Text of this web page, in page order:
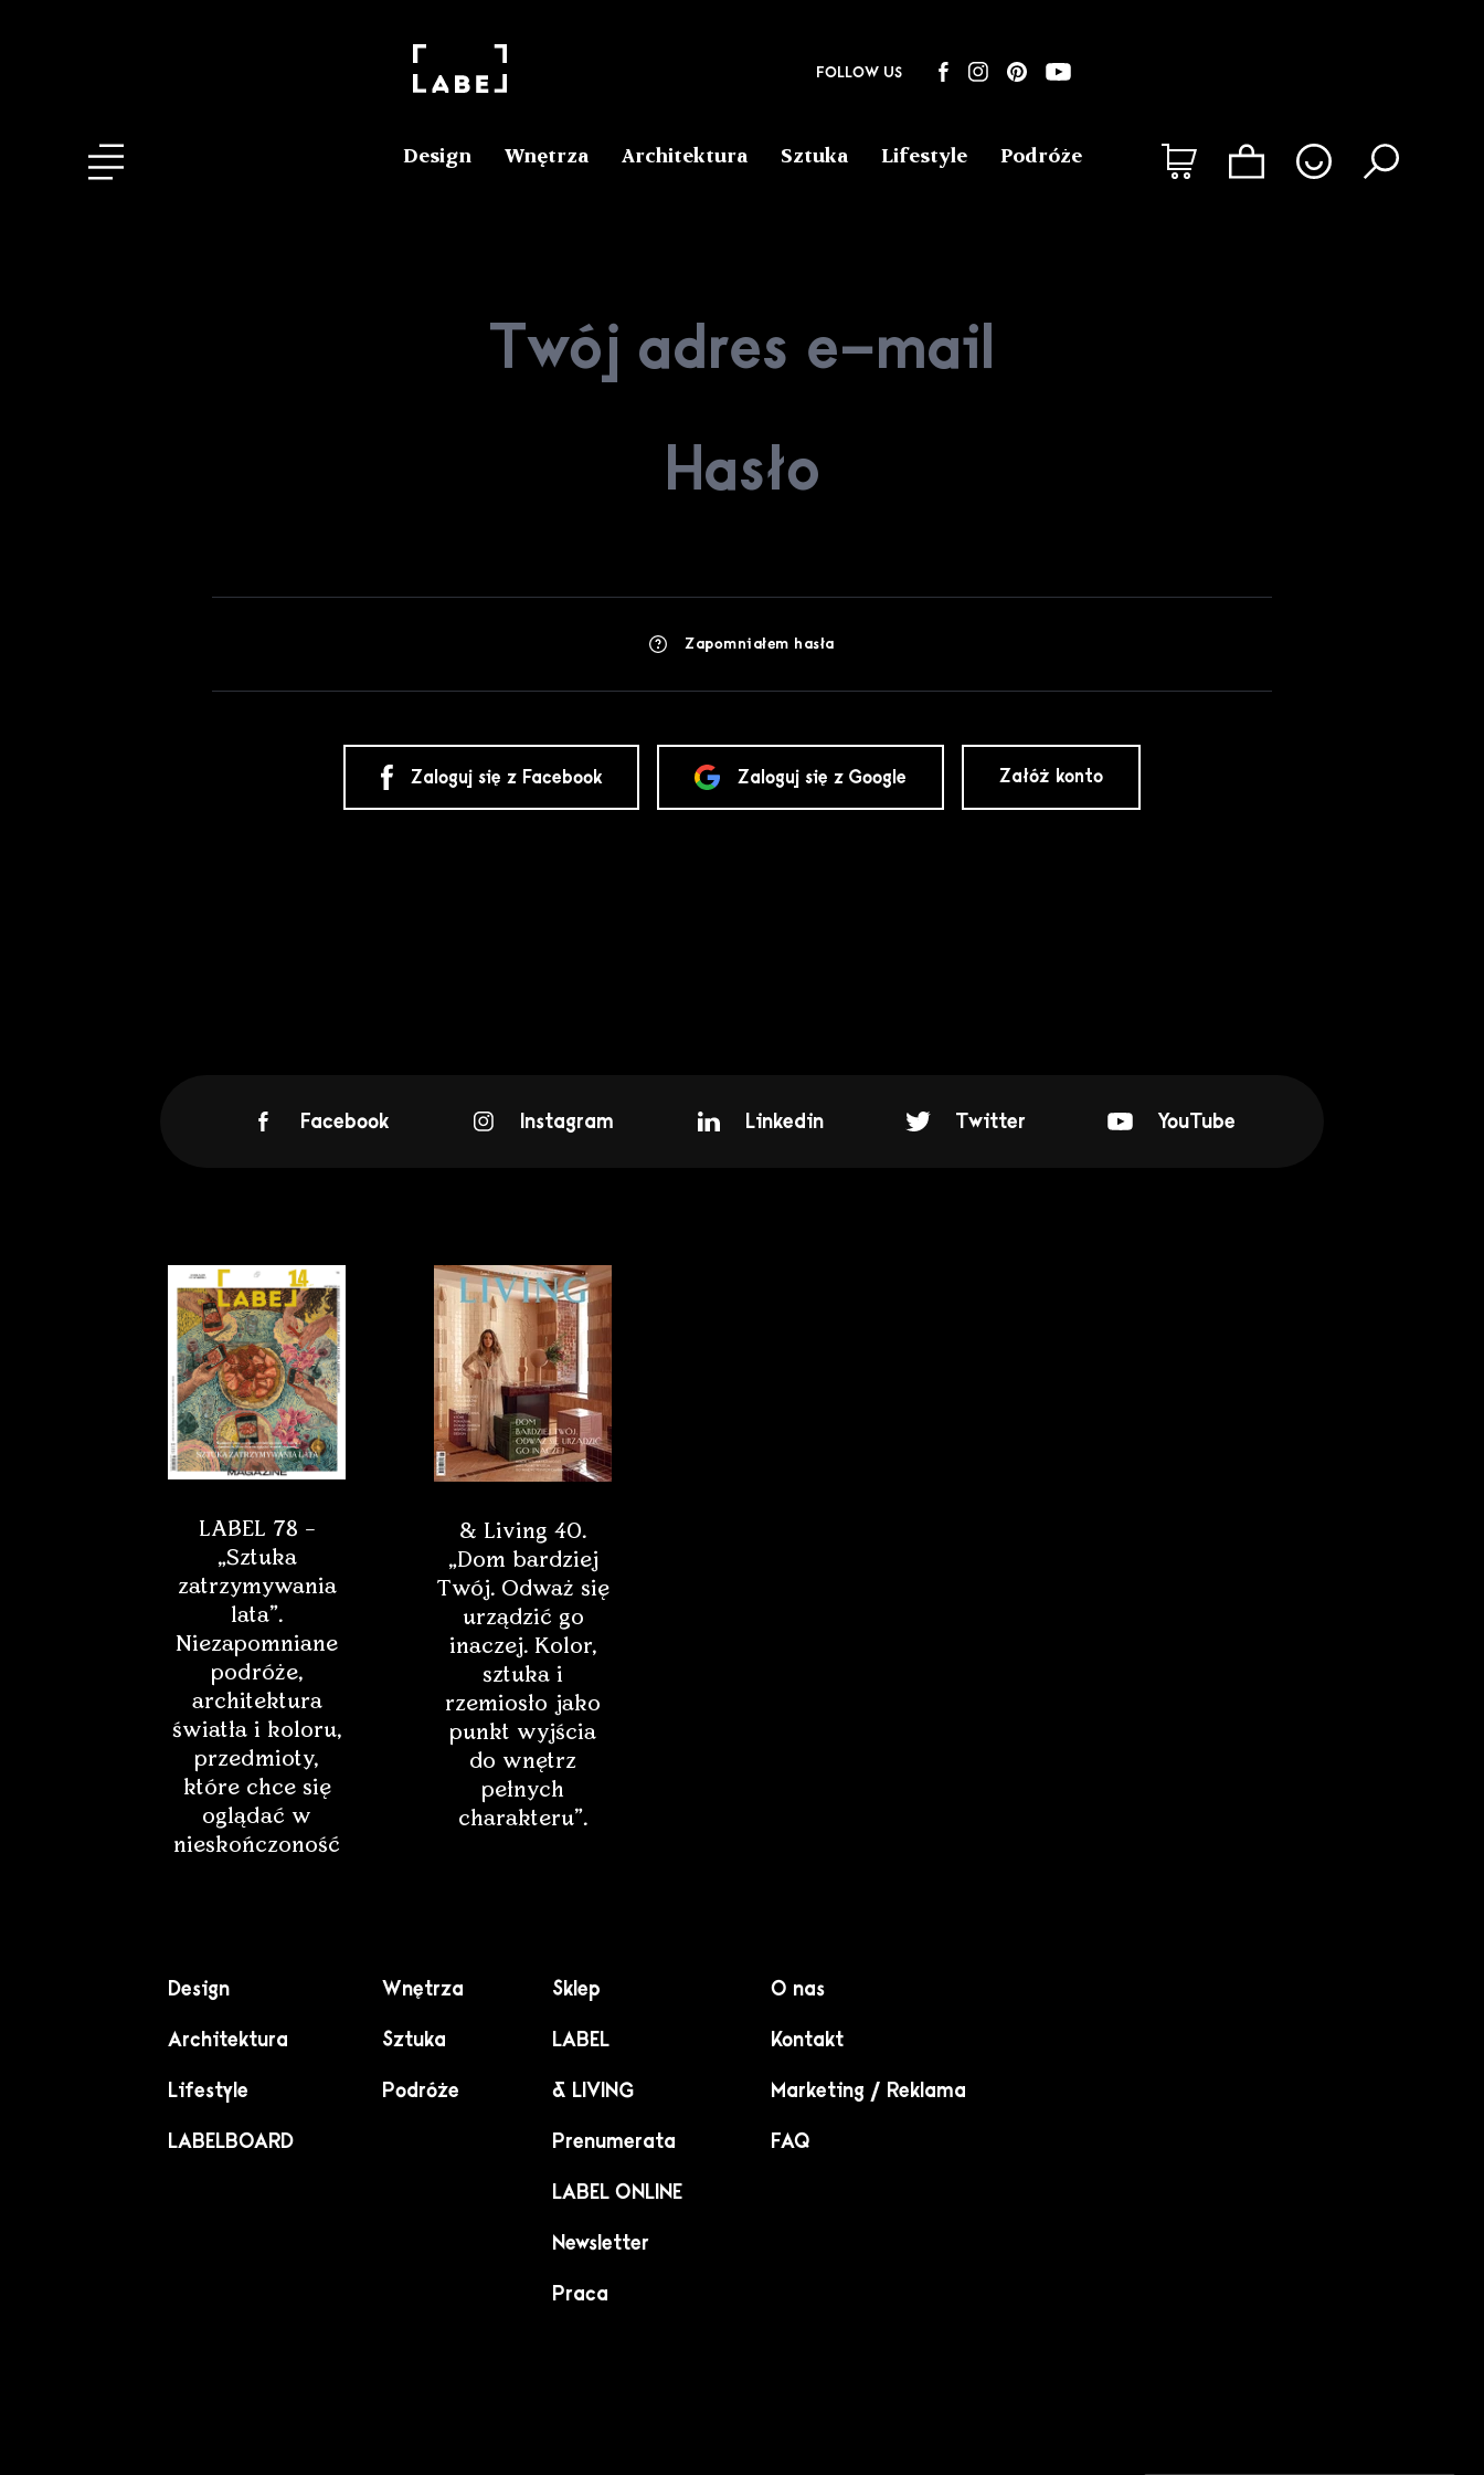
FOLLOW US
Design Wnętrza Architektura Sztuka Lifestyle Podróże
Zapomniałem hasła
Zaloguj się z Facebook Zaloguj się z Google Załóż konto
Facebook Instagram Linkedin Twitter YouTube
LABEL 78 –
„Sztuka
zatrzymywania
lata”.
Niezapomniane
podróże,
architektura
światła i koloru,
przedmioty,
które chce się
oglądać w
nieskończoność
& Living 40.
„Dom bardziej
Twój. Odważ się
urządzić go
inaczej. Kolor,
sztuka i
rzemiosło jako
punkt wyjścia
do wnętrz
pełnych
charakteru”.
Design Wnętrza
Architektura Sztuka
Lifestyle Podróże
LABELBOARD
Sklep
LABEL
& LIVING
Prenumerata
LABEL ONLINE
Newsletter
Praca
O nas
Kontakt
Marketing / Reklama
FAQ